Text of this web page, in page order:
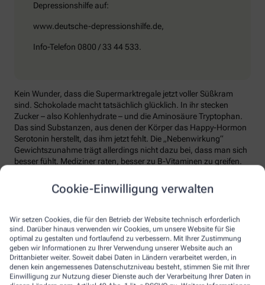
Cookie-Einwilligung verwalten
Wir setzen Cookies, die für den Betrieb der Website technisch erforderlich
sind. Darüber hinaus verwenden wir Cookies, um unsere Website für Sie
optimal zu gestalten und fortlaufend zu verbessern. Mit Ihrer Zustimmung
geben wir Informationen zu Ihrer Verwendung unserer Website auch an
Drittanbieter weiter. Soweit dabei Daten in Ländern verarbeitet werden, in
denen kein angemessenes Datenschutzniveau besteht, stimmen Sie mit Ihrer
Einwilligung zur Nutzung dieser Dienste auch der Verarbeitung Ihrer Daten in
Depressionshilfe auf:
www.deutsche-depressionshilfe.de,
Info-Telefon 0800 / 33 44 533.
Kein Wunder, dass die Supermarktregale jetzt voller Süßkram
sind. Schokolade macht tatsächlich glücklich. In ihr stecken
Zucker – also Kohlenhydrate – und die Aminosäure Tryptophan.
Das sind Substanzen, aus denen der Körper das Happy-Hormon
Serotonin herstellt, das ihm jetzt fehlt. Die „Nebenwirkung“
Gewichtszunahme trägt allerdings nicht dazu bei, dass man sich
besser fühlt. Mediziner raten, besser zu B-Vitaminen zu greifen.
Energiestoffwechsel und unterstützen die Stressverarbeitung.
zurückzuziehen. Im Gegenteil: Aktiv zu bleiben, mit Familie und
Freunden etwas zu unternehmen, viel frische Luft zu tanken und
sich zum Beispiel mit seinem Hobby intensiv zu beschäftigen, hebt
die Laune. Dabei hilft, sich jeden Sonntag zu notieren, was man in
der kommenden Woche Schönes machen will.
Sommer-Feeling lässt sich auch zurückholen: mit anderen in